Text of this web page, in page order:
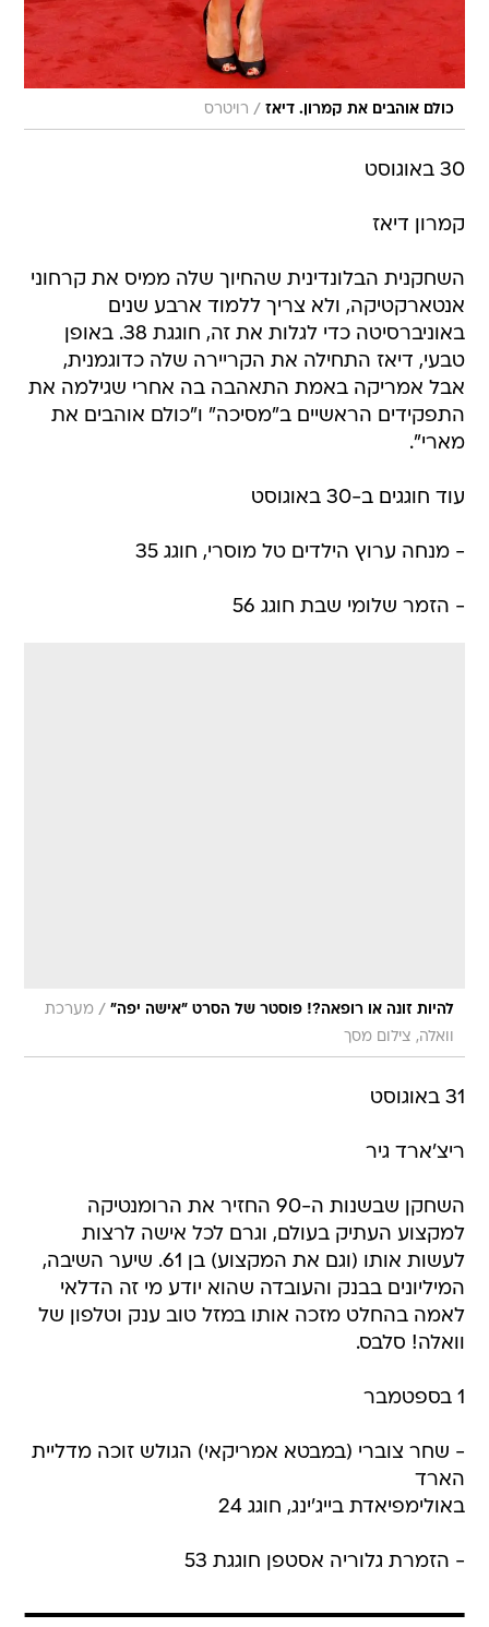
כולם אוהבים את קמרון. דיאז / רויטרס
30 באוגוסט
קמרון דיאז
השחקנית הבלונדינית שהחיוך שלה ממיס את קרחוני
אנטארקטיקה, ולא צריך ללמוד ארבע שנים
באוניברסיטה כדי לגלות את זה, חוגגת 38. באופן
טבעי, דיאז התחילה את הקריירה שלה כדוגמנית,
אבל אמריקה באמת התאהבה בה אחרי שגילמה את
התפקידים הראשיים ב"מסיכה" ו"כולם אוהבים את
מארי".
עוד חוגגים ב-30 באוגוסט
- מנחה ערוץ הילדים טל מוסרי, חוגג 35
- הזמר שלומי שבת חוגג 56
להיות זונה או רופאה?! פוסטר של הסרט "אישה יפה" / מערכת
וואלה, צילום מסך
31 באוגוסט
ריצ'ארד גיר
השחקן שבשנות ה-90 החזיר את הרומנטיקה
למקצוע העתיק בעולם, וגרם לכל אישה לרצות
לעשות אותו (וגם את המקצוע) בן 61. שיער השיבה,
המיליונים בבנק והעובדה שהוא יודע מי זה הדלאי
לאמה בהחלט מזכה אותו במזל טוב ענק וטלפון של
וואלה! סלבס.
1 בספטמבר
- שחר צוברי (במבטא אמריקאי) הגולש זוכה מדליית
הארד
באולימפיאדת בייג'ינג, חוגג 24
- הזמרת גלוריה אסטפן חוגגת 53